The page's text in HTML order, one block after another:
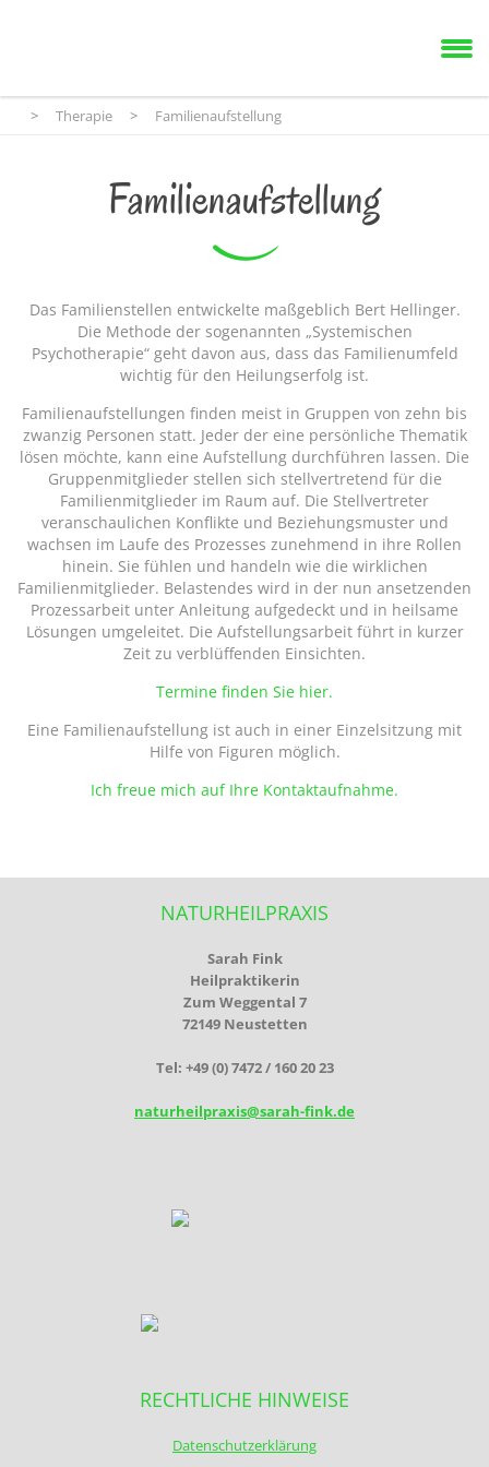
> Therapie > Familienaufstellung
Familienaufstellung
Das Familienstellen entwickelte maßgeblich Bert Hellinger.
Die Methode der sogenannten „Systemischen
Psychotherapie“ geht davon aus, dass das Familienumfeld
wichtig für den Heilungserfolg ist.
Familienaufstellungen finden meist in Gruppen von zehn bis
zwanzig Personen statt. Jeder der eine persönliche Thematik
lösen möchte, kann eine Aufstellung durchführen lassen. Die
Gruppenmitglieder stellen sich stellvertretend für die
Familienmitglieder im Raum auf. Die Stellvertreter
veranschaulichen Konflikte und Beziehungsmuster und
wachsen im Laufe des Prozesses zunehmend in ihre Rollen
hinein. Sie fühlen und handeln wie die wirklichen
Familienmitglieder. Belastendes wird in der nun ansetzenden
Prozessarbeit unter Anleitung aufgedeckt und in heilsame
Lösungen umgeleitet. Die Aufstellungsarbeit führt in kurzer
Zeit zu verblüffenden Einsichten.
Termine finden Sie hier.
Eine Familienaufstellung ist auch in einer Einzelsitzung mit
Hilfe von Figuren möglich.
Ich freue mich auf Ihre Kontaktaufnahme.
NATURHEILPRAXIS
Sarah Fink
Heilpraktikerin
Zum Weggental 7
72149 Neustetten
Tel: +49 (0) 7472 / 160 20 23
naturheilpraxis@sarah-fink.de
RECHTLICHE HINWEISE
Datenschutzerklärung